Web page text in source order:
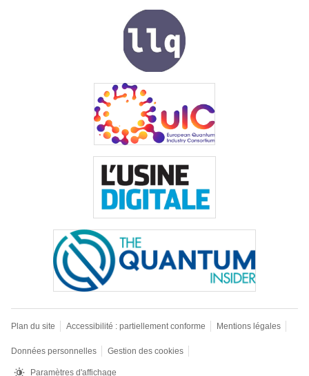
Plan du site Accessibilité : partiellement conforme Mentions légales
Données personnelles Gestion des cookies
Paramètres d'affichage